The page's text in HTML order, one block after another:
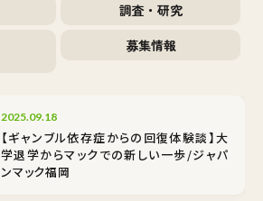
調査・研究
募集情報
2025.09.18
【ギャンブル依存症からの回復体験談】大
学退学からマックでの新しい一歩/ジャパ
ンマック福岡